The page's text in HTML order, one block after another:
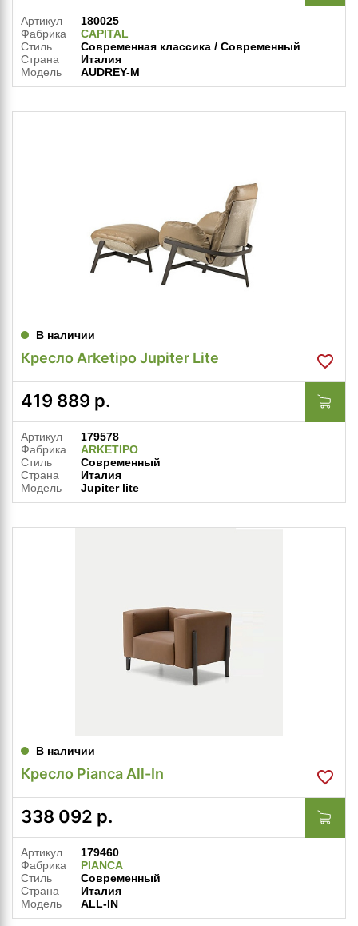
Артикул
180025
Фабрика
CAPITAL
Стиль
Современная классика / Современный
Страна
Италия
Модель
AUDREY-M
В наличии
Кресло Arketipo Jupiter Lite
419 889 р.
Артикул
179578
Фабрика
ARKETIPO
Стиль
Современный
Страна
Италия
Модель
Jupiter lite
В наличии
Кресло Pianca All-In
338 092 р.
Артикул
179460
Фабрика
PIANCA
Стиль
Современный
Страна
Италия
Модель
ALL-IN